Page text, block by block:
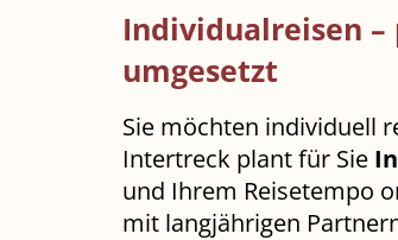
Individualreisen
umgesetzt
Sie möchten individuell
Intertreck plant für Sie
und Ihrem Reisetempo
mit langjährigen